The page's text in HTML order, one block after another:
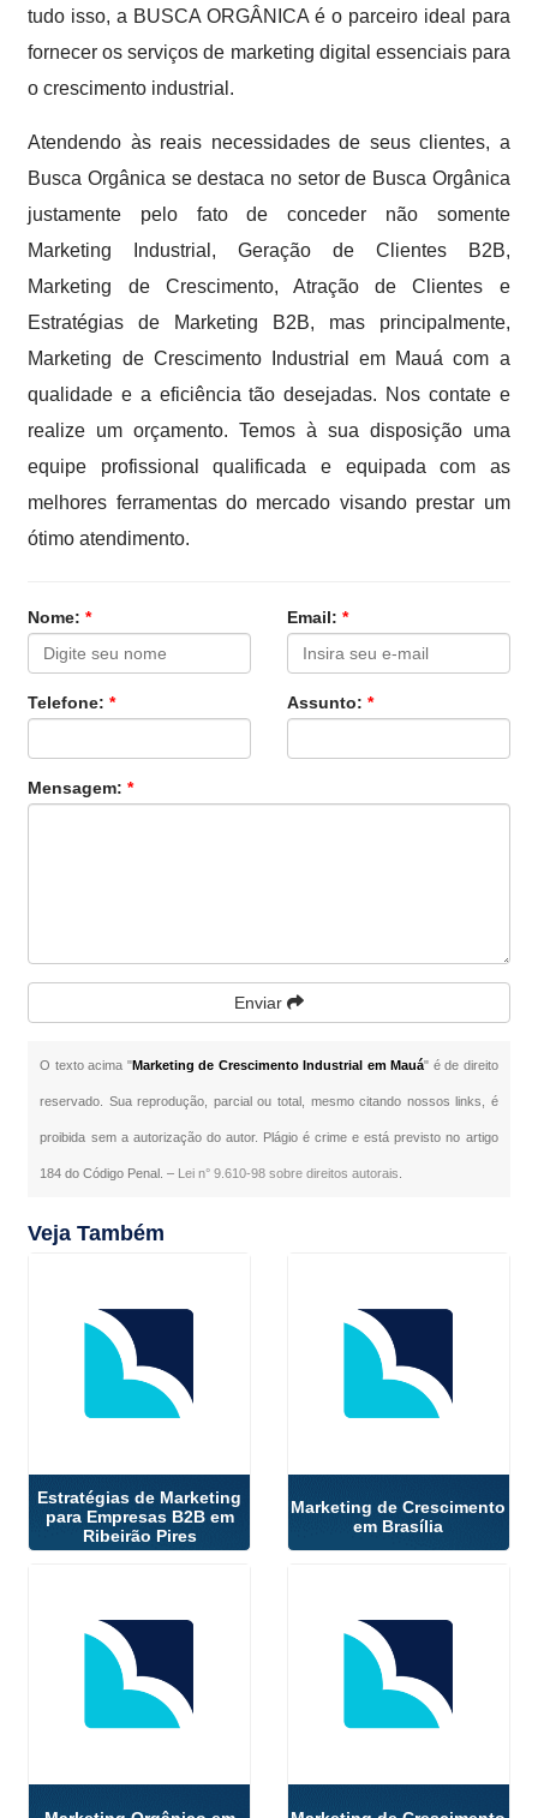
tudo isso, a BUSCA ORGÂNICA é o parceiro ideal para
fornecer os serviços de marketing digital essenciais para
o crescimento industrial.
Atendendo às reais necessidades de seus clientes, a
Busca Orgânica se destaca no setor de Busca Orgânica
justamente pelo fato de conceder não somente
Marketing Industrial, Geração de Clientes B2B,
Marketing de Crescimento, Atração de Clientes e
Estratégias de Marketing B2B, mas principalmente,
Marketing de Crescimento Industrial em Mauá com a
qualidade e a eficiência tão desejadas. Nos contate e
realize um orçamento. Temos à sua disposição uma
equipe profissional qualificada e equipada com as
melhores ferramentas do mercado visando prestar um
ótimo atendimento.
Nome:* Email: *
Telefone:* Assunto: *
Mensagem:*
Enviar
O texto acima "Marketing de Crescimento Industrial em Mauá" é de direito
reservado. Sua reprodução, parcial ou total, mesmo citando nossos links, é
proibida sem a autorização do autor. Plágio é crime e está previsto no artigo
184 do Código Penal. – Lei n° 9.610-98 sobre direitos autorais
Veja Também
Estratégias de Marketing
para Empresas B2B em
Ribeirão Pires
Marketing de Crescimento
em Brasília